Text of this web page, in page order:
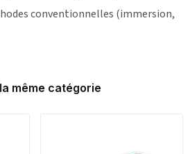
conventionnelles (immersion,
même catégorie